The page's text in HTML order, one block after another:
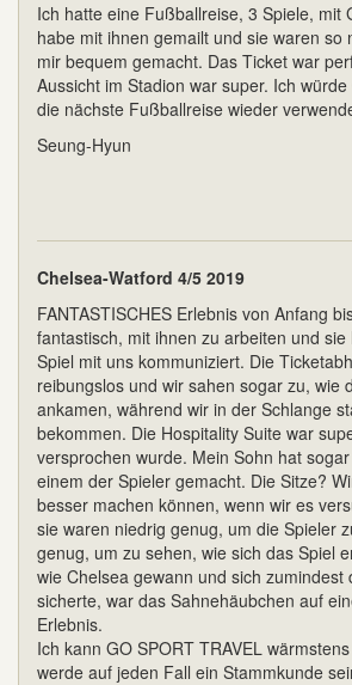
Ich hatte eine Fußballreise, 3 Spiele, mit
habe mit ihnen gemailt und sie waren so
mir bequem gemacht. Das Ticket war
Aussicht im Stadion war super. Ich
die nächste Fußballreise wieder
Seung-Hyun
Chelsea-Watford 4/5 2019
FANTASTISCHES Erlebnis von Anfang
fantastisch, mit ihnen zu arbeiten und sie
Spiel mit uns kommuniziert. Die
reibungslos und wir sahen sogar zu, wie
ankamen, während wir in der Schlange
bekommen. Die Hospitality Suite war
versprochen wurde. Mein Sohn hat
einem der Spieler gemacht. Die Sitze?
besser machen können, wenn wir es
sie waren niedrig genug, um die Spieler
genug, um zu sehen, wie sich das Spiel
wie Chelsea gewann und sich zumindest
sicherte, war das Sahnehäubchen auf
Erlebnis.
Ich kann GO SPORT TRAVEL
werde auf jeden Fall ein Stammkunde